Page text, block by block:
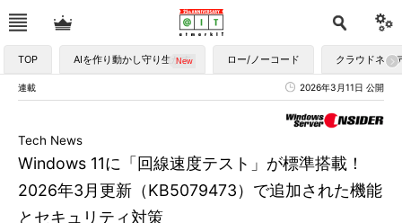
TOP AIを作り動かし守り生かす ロー/ノーコード クラウドネイ
連載 2026年3月11日 公開
Windows 11に「回線速度テスト」が標準搭載！
2026年3月更新（KB5079473）で追加された機能
とセキュリティ対策
Tech News